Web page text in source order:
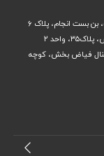
بست انجام، پلاک 6
واحد ۲
فیاض بخش، کوچه